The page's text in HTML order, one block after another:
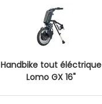
Handbike tout éléctrique
Lomo GX 16"